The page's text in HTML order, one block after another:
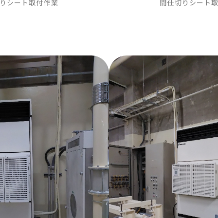
シート取付作業 間仕切りシート